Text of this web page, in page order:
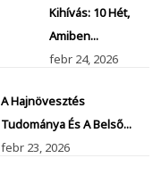
Kihívás: 10 Hét,
Amiben...
febr 24, 2026
A Hajnövesztés
Tudománya És A Belső...
febr 23, 2026